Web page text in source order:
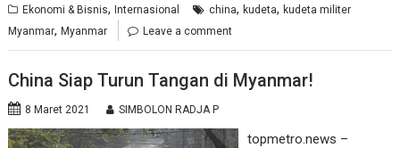
Ekonomi & Bisnis,Internasional china,kudeta,kudeta militer
Myanmar,Myanmar Leave a comment
China Siap Turun Tangan di Myanmar!
8 Maret 2021 SIMBOLON RADJA P
topmetro.news –